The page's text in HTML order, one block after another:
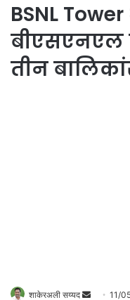
BSNL
बीएसएनएल
तीन
शाकेरअली सय्यद 11/